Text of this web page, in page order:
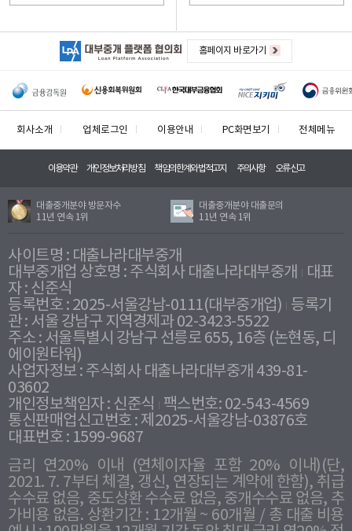
홈페이지 바로가기
회사소개 업체로그인 이용안내 PC화면보기 전체메뉴
이용약관 개인정보처리방침 책임의한계와법적고지 주의사항 오류신고
대출중개분야 방문자수
11년 연속 1위
대출중개분야 대출문의
11년 연속 1위
사이트명 : 대출나라대부중개
대부중개업 상호명 : 주식회사 대출나라대부중개
대표
자 : 신준식
등록번호 : 2025-서울강남-0111(대부중개업) 등록기
관 : 서울 강남구 지역경제과 02-3423-5522
주소 : 서울특별시 강남구 선릉로 655, 16층 (논현동, 디
에이원타워)
사업자정보 : 주식회사 대출나라대부중개 439-81-
03602
개인정보책임자 : 신준식
팩스번호: 02-543-4569
통신판매업신고번호 : 제2025-서울강남-03876호
대표번호 : 1599-9687
금리 연20% 이내 (연체이자율 포함 20% 이내)(단,
2021. 7. 7부터 체결, 갱신, 연장되는 계약에 한함), 취급
수수료 없음, 중도상환 수수료 없음, 중개수수료 없음, 추
가비용 없음. 상환기간 : 12개월 ~ 60개월 / 총 대출 비용